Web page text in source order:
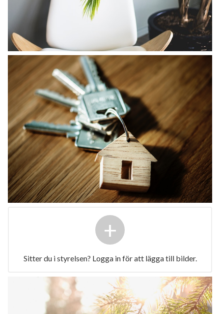
+
Sitter du i styrelsen? Logga in för att lägga till bilder.